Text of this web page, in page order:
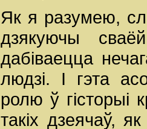
Як я разумею,
дзякуючы сваёй
дабіваецца
людзі. І гэта
ролю ў гісторыі
такіх дзеячаў,